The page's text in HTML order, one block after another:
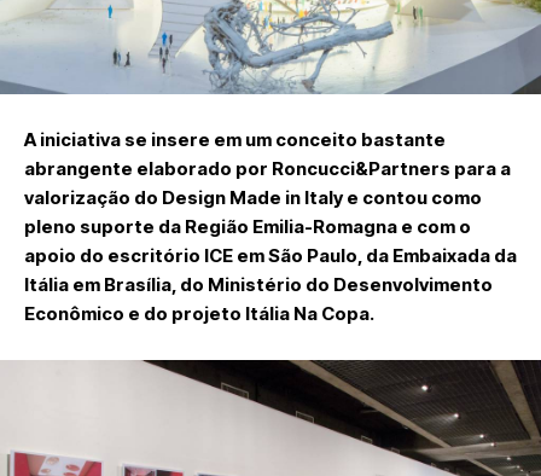
A iniciativa se insere em um conceito bastante
abrangente elaborado por Roncucci&Partners para a
valorização do Design Made in Italy e contou como
pleno suporte da Região Emilia-Romagna e com o
apoio do escritório ICE em São Paulo, da Embaixada da
Itália em Brasília, do Ministério do Desenvolvimento
Econômico e do projeto Itália Na Copa.